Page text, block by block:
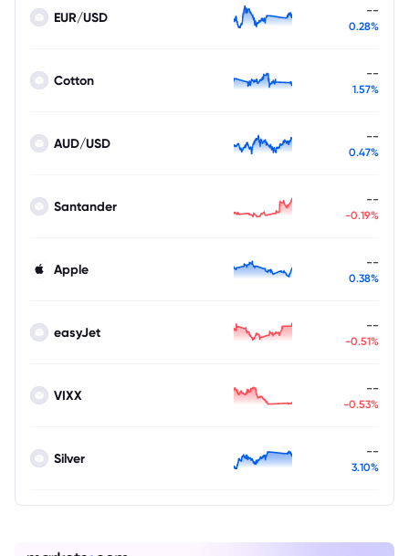
EUR/USD --
0.28%
Cotton --
1.57%
AUD/USD --
0.47%
Santander --
-0.19%
Apple --
0.38%
easyJet --
-0.51%
VIXX --
-0.53%
Silver --
3.10%